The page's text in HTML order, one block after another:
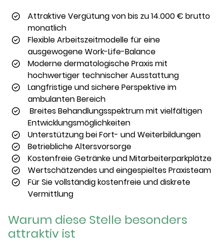
Attraktive Vergütung von bis zu 14.000 € brutto
monatlich
Flexible Arbeitszeitmodelle für eine
ausgewogene Work-Life-Balance
Moderne dermatologische Praxis mit
hochwertiger technischer Ausstattung
Langfristige und sichere Perspektive im
ambulanten Bereich
Breites Behandlungsspektrum mit vielfältigen
Entwicklungsmöglichkeiten
Unterstützung bei Fort- und Weiterbildungen
Betriebliche Altersvorsorge
Kostenfreie Getränke und Mitarbeiterparkplätze
Wertschätzendes und eingespieltes Praxisteam
Für Sie vollständig kostenfreie und diskrete
Vermittlung
Warum diese Stelle besonders
attraktiv ist